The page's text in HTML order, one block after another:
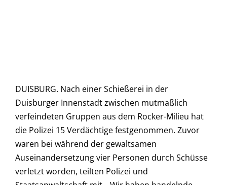
DUISBURG. Nach einer Schießerei in der
Duisburger Innenstadt zwischen mutmaßlich
verfeindeten Gruppen aus dem Rocker-Milieu hat
die Polizei 15 Verdächtige festgenommen. Zuvor
waren bei während der gewaltsamen
Auseinandersetzung vier Personen durch Schüsse
verletzt worden, teilten Polizei und